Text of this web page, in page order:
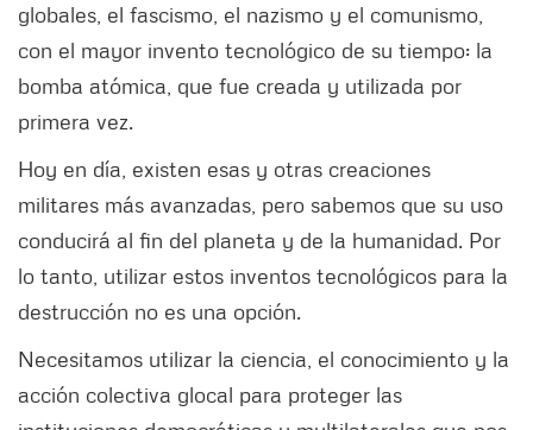
globales, el fascismo, el nazismo y el comunismo,
con el mayor invento tecnológico de su tiempo: la
bomba atómica, que fue creada y utilizada por
primera vez.
Hoy en día, existen esas y otras creaciones
militares más avanzadas, pero sabemos que su uso
conducirá al fin del planeta y de la humanidad. Por
lo tanto, utilizar estos inventos tecnológicos para la
destrucción no es una opción.
Necesitamos utilizar la ciencia, el conocimiento y la
acción colectiva glocal para proteger las